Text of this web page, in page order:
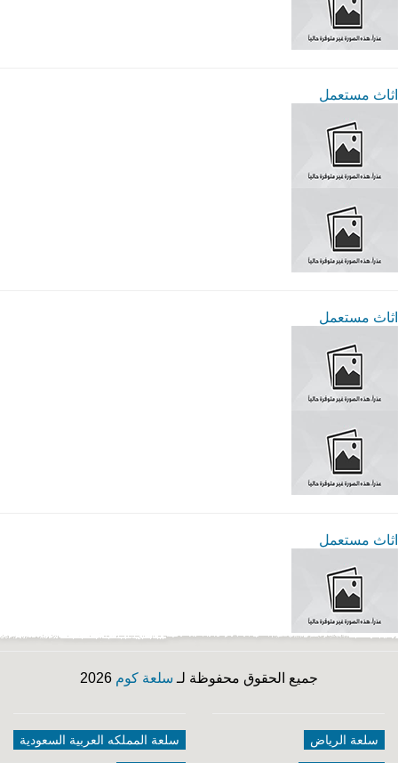
اثاث مستعمل
اثاث مستعمل
اثاث مستعمل
جميع الحقوق محفوظة لـ سلعة كوم
سلعة الرياض سلعة المملكه العربية السعودية